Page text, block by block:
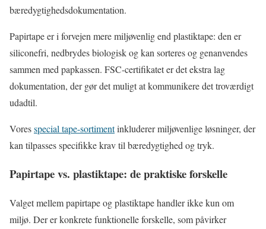
bæredygtighedsdokumentation.
Papirtape er i forvejen mere miljøvenlig end plastiktape: den er
siliconefri, nedbrydes biologisk og kan sorteres og genanvendes
sammen med papkassen. FSC-certifikatet er det ekstra lag
dokumentation, der gør det muligt at kommunikere det troværdigt
udadtil.
Voresspecial tape-sortimentinkluderer miljøvenlige løsninger, der
kan tilpasses specifikke krav til bæredygtighed og tryk.
Papirtape vs. plastiktape: de praktiske forskelle
Valget mellem papirtape og plastiktape handler ikke kun om
miljø. Der er konkrete funktionelle forskelle, som påvirker